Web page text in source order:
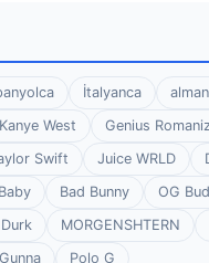
İtalyanca
Kanye West
Genius
Swift Juice WRLD
Bad Bunny
OG
MORGENSHTERN
Gunna Polo G